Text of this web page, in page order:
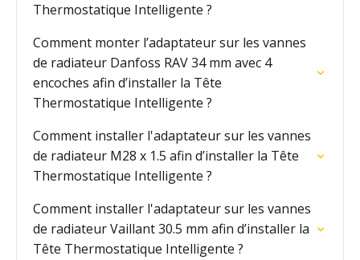
Thermostatique Intelligente ?
Comment monter l’adaptateur sur les vannes
de radiateur Danfoss RAV 34 mm avec 4
encoches afin d’installer la Tête
Thermostatique Intelligente ?
Comment installer l'adaptateur sur les vannes
de radiateur M28 x 1.5 afin d’installer la Tête
Thermostatique Intelligente ?
Comment installer l'adaptateur sur les vannes
de radiateur Vaillant 30.5 mm afin d’installer la
Tête Thermostatique Intelligente ?